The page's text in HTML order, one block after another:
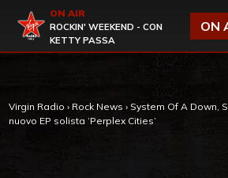
Virgin Radio
ON AIR
ROCKIN' WEEKEND - CON
KETTY PASSA
ON
Virgin Radio › Rock News › System Of A Down,
nuovo EP solista ‘Perplex Cities’